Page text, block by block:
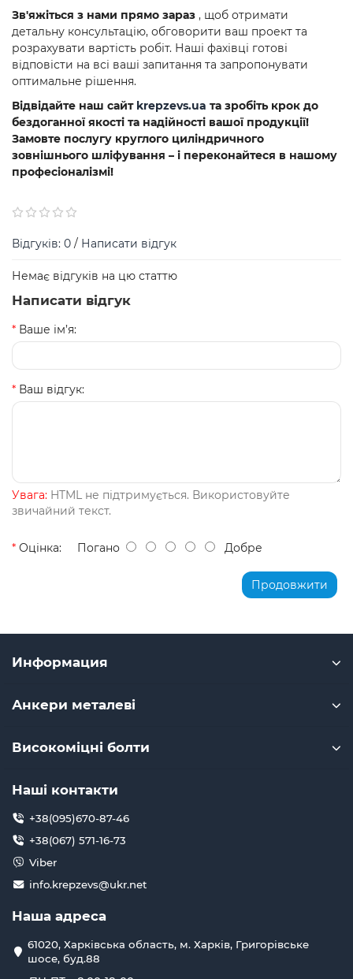
Зв'яжіться з нами прямо зараз , щоб отримати
детальну консультацію, обговорити ваш проект та
розрахувати вартість робіт. Наші фахівці готові
відповісти на всі ваші запитання та запропонувати
оптимальне рішення.
Відвідайте наш сайт krepzevs.ua та зробіть крок до
бездоганної якості та надійності вашої продукції!
Замовте послугу круглого циліндричного
зовнішнього шліфування – і переконайтеся в нашому
професіоналізмі!
Відгуків: 0 / Написати відгук
Немає відгуків на цю статтю
Написати відгук
Ваше ім’я:
Ваш відгук:
Увага: HTML не підтримується. Використовуйте
звичайний текст.
Оцінка: Погано Добре
Продовжити
Информация
Анкери металеві
Високоміцні болти
Наші контакти
+38(095)670-87-46
+38(067) 571-16-73
Viber
info.krepzevs@ukr.net
Наша адреса
61020, Харківська область, м. Харків, Григорівське
шосе, буд.88